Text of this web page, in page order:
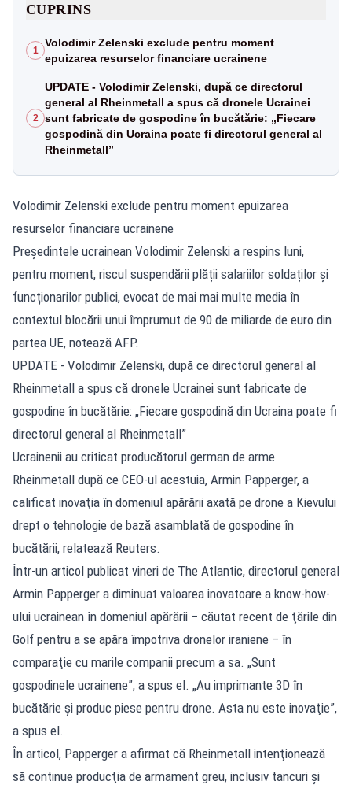
CUPRINS
1
Volodimir Zelenski exclude pentru moment
epuizarea resurselor financiare ucrainene
2
UPDATE - Volodimir Zelenski, după ce directorul
general al Rheinmetall a spus că dronele Ucrainei
sunt fabricate de gospodine în bucătărie: „Fiecare
gospodină din Ucraina poate fi directorul general al
Rheinmetall”
Volodimir Zelenski exclude pentru moment epuizarea
resurselor financiare ucrainene
Președintele ucrainean Volodimir Zelenski a respins luni,
pentru moment, riscul suspendării plății salariilor soldaților și
funcționarilor publici, evocat de mai mai multe media în
contextul blocării unui împrumut de 90 de miliarde de euro din
partea UE, notează AFP.
UPDATE - Volodimir Zelenski, după ce directorul general al
Rheinmetall a spus că dronele Ucrainei sunt fabricate de
gospodine în bucătărie: „Fiecare gospodină din Ucraina poate fi
directorul general al Rheinmetall”
Ucrainenii au criticat producătorul german de arme
Rheinmetall după ce CEO-ul acestuia, Armin Papperger, a
calificat inovaţia în domeniul apărării axată pe drone a Kievului
drept o tehnologie de bază asamblată de gospodine în
bucătării, relatează Reuters.
Într-un articol publicat vineri de The Atlantic, directorul general
Armin Papperger a diminuat valoarea inovatoare a know-how-
ului ucrainean în domeniul apărării – căutat recent de ţările din
Golf pentru a se apăra împotriva dronelor iraniene – în
comparaţie cu marile companii precum a sa. „Sunt
gospodinele ucrainene”, a spus el. „Au imprimante 3D în
bucătărie şi produc piese pentru drone. Asta nu este inovaţie”,
a spus el.
În articol, Papperger a afirmat că Rheinmetall intenţionează
să continue producţia de armament greu, inclusiv tancuri şi